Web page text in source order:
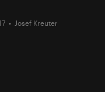
• Josef Kreuter